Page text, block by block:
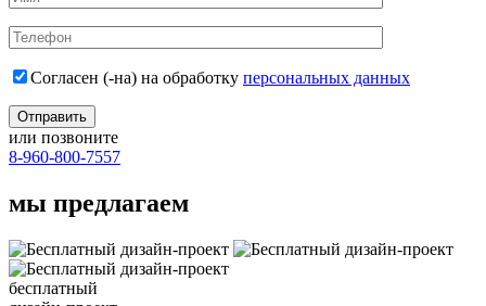
Согласен (-на) на обработку персональных данных
или позвоните
8-960-800-7557
мы предлагаем
бесплатный